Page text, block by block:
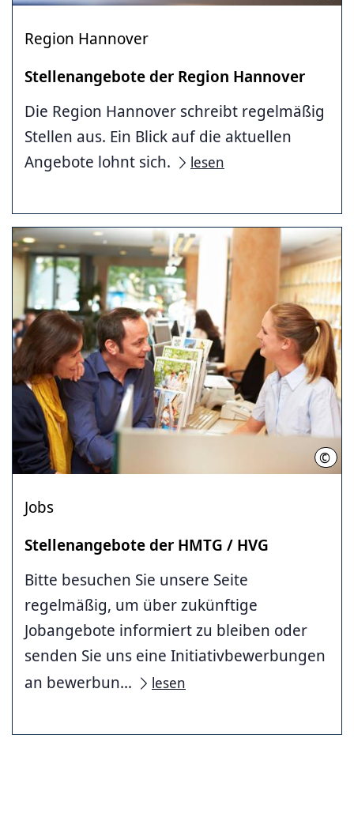
Region Hannover
Stellenangebote der Region Hannover
Die Region Hannover schreibt regelmäßig
Stellen aus. Ein Blick auf die aktuellen
Angebote lohnt sich.
lesen
©
Jobs
Stellenangebote der HMTG / HVG
Bitte besuchen Sie unsere Seite
regelmäßig, um über zukünftige
Jobangebote informiert zu bleiben oder
senden Sie uns eine Initiativbewerbungen
an bewerbun...
lesen